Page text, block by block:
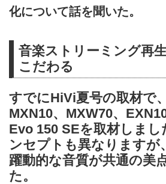
化について話を聞いた。
音楽ストリーミング再
こだわる
すでにHiVi夏号の取材で
MXN10、MXW70、
Evo 150 SEを取材しまし
ンセプトも異なりますが
躍動的な音質が共通の美
た。